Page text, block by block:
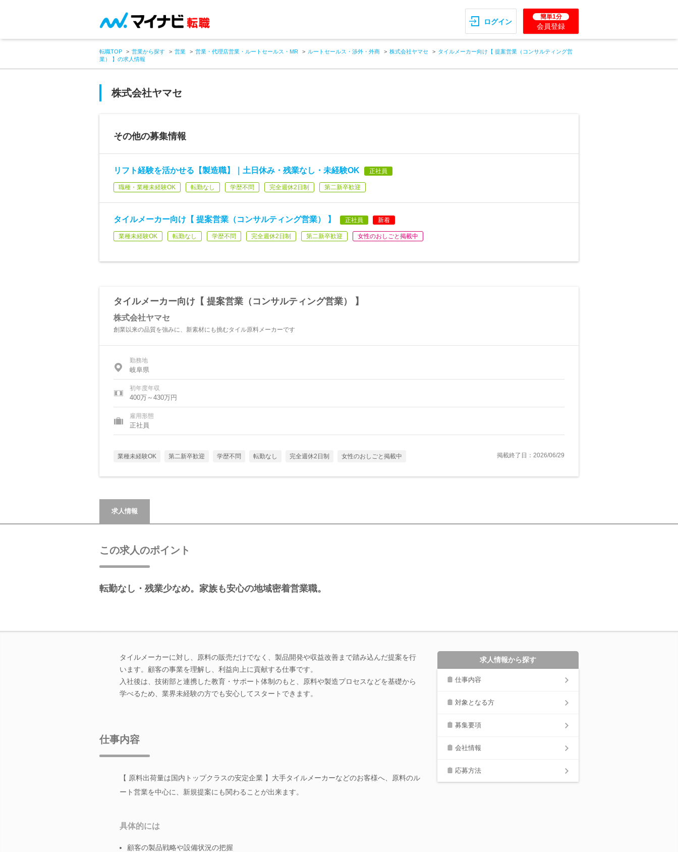
ログイン
簡単1分
会員登録
転職TOP 営業から探す 営業 営業・代理店営業・ルートセールス・MR ルートセールス・渉外・外商 株式会社ヤマセ
タイルメーカー向け【 提案営業（コンサルティング営
業） 】の求人情報
株式会社ヤマセ
その他の募集情報
リフト経験を活かせる【製造職】｜土日休み・残業なし・未経験OK 正社員
職種・業種未経験OK 転勤なし 学歴不問 完全週休2日制 第二新卒歓迎
タイルメーカー向け【 提案営業（コンサルティング営業） 】 正社員 新着
業種未経験OK 転勤なし 学歴不問 完全週休2日制 第二新卒歓迎 女性のおしごと掲載中
タイルメーカー向け【 提案営業（コンサルティング営業） 】
株式会社ヤマセ
創業以来の品質を強みに、新素材にも挑むタイル原料メーカーです
勤務地
岐阜県
初年度年収
400万～430万円
雇用形態
正社員
業種未経験OK 第二新卒歓迎 学歴不問 転勤なし 完全週休2日制 女性のおしごと掲載中 掲載終了日：2026/06/29
求人情報
この求人のポイント
転勤なし・残業少なめ。家族も安心の地域密着営業職。
タイルメーカーに対し、原料の販売だけでなく、製品開発や収益改善まで踏み込んだ提案を行
います。顧客の事業を理解し、利益向上に貢献する仕事です。
入社後は、技術部と連携した教育・サポート体制のもと、原料や製造プロセスなどを基礎から
学べるため、業界未経験の方でも安心してスタートできます。
仕事内容
【 原料出荷量は国内トップクラスの安定企業 】大手タイルメーカーなどのお客様へ、原料のル
ート営業を中心に、新規提案にも関わることが出来ます。
具体的には
顧客の製品戦略や設備状況の把握
求人情報から探す
仕事内容
対象となる方
募集要項
会社情報
応募方法